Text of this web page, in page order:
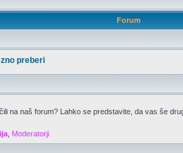
Forum
preberi
na naš forum? Lahko se predstavite, da vas še
Moderatorji